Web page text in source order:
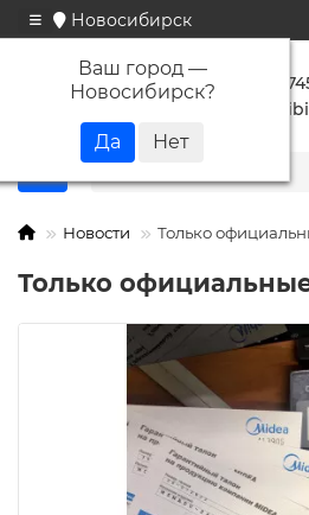
Новосибирск
Ваш город —
Новосибирск?
+7 923
Новости Только
Только